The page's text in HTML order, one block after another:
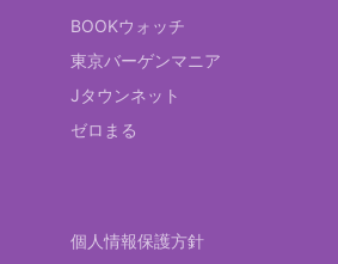
BOOKウォッチ
東京バーゲンマニア
Jタウンネット
ゼロまる
個人情報保護方針